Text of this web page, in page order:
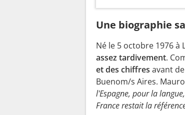
Une biographie
Né le 5 octobre 1976 à
assez tardivement.
et des chiffres avant
Buenom/s Aires.
l'Espagne, pour la
France restait la